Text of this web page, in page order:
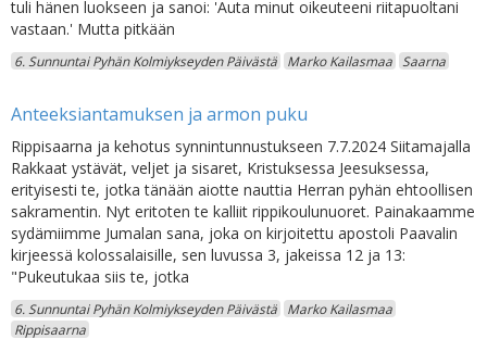
tuli hänen luokseen ja sanoi: 'Auta minut oikeuteeni riitapuoltani
vastaan.' Mutta pitkään
6. Sunnuntai Pyhän Kolmiykseyden Päivästä Marko Kailasmaa Saarna
Anteeksiantamuksen ja armon puku
Rippisaarna ja kehotus synnintunnustukseen 7.7.2024 Siitamajalla
Rakkaat ystävät, veljet ja sisaret, Kristuksessa Jeesuksessa,
erityisesti te, jotka tänään aiotte nauttia Herran pyhän ehtoollisen
sakramentin. Nyt eritoten te kalliit rippikoulunuoret. Painakaamme
sydämiimme Jumalan sana, joka on kirjoitettu apostoli Paavalin
kirjeessä kolossalaisille, sen luvussa 3, jakeissa 12 ja 13:
"Pukeutukaa siis te, jotka
6. Sunnuntai Pyhän Kolmiykseyden Päivästä
Marko Kailasmaa
Rippisaarna